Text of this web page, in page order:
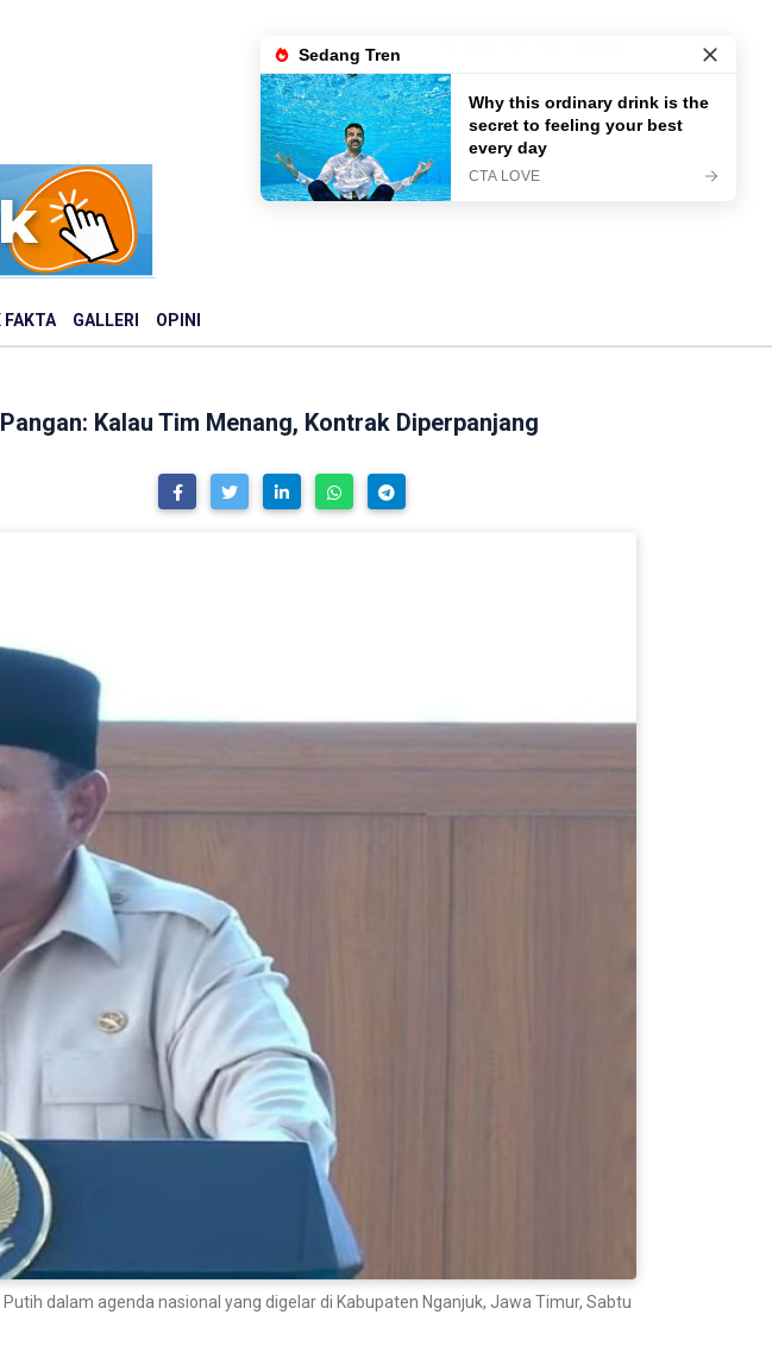
FAKTA GALLERI OPINI
Kalau Tim Menang, Kontrak Diperpanjang
dalam agenda nasional yang digelar di Kabupaten Nganjuk, Jawa Timur, Sabtu